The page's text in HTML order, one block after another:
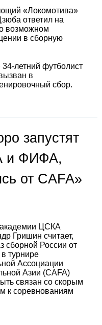
«Локомотива»
ответил на
возможном
в сборную
34-летний футболист
в
сбор.
запустят
и ФИФА,
от CAFA»
ЦСКА
Гришин считает,
сборной России от
в турнире
Ассоциации
Азии (CAFA)
связан со скорым
к соревнованиям